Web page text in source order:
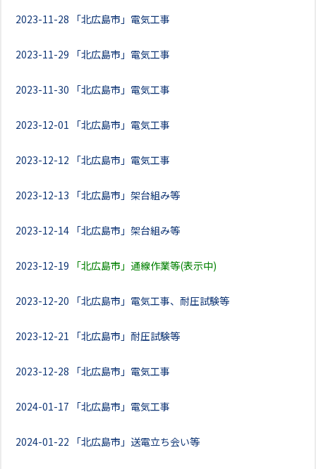
2023-11-28 「北広島市」電気工事
2023-11-29 「北広島市」電気工事
2023-11-30 「北広島市」電気工事
2023-12-01 「北広島市」電気工事
2023-12-12 「北広島市」電気工事
2023-12-13 「北広島市」架台組み等
2023-12-14 「北広島市」架台組み等
2023-12-19 「北広島市」通線作業等(表示中)
2023-12-20 「北広島市」電気工事、耐圧試験等
2023-12-21 「北広島市」耐圧試験等
2023-12-28 「北広島市」電気工事
2024-01-17 「北広島市」電気工事
2024-01-22 「北広島市」送電立ち会い等